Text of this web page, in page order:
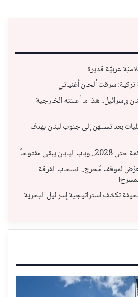
عربيّة قديرة
سرقت ألحان أغنياتي
وإسرائيل.. هذا ما أعلنته الخارجية
بعد تسللهن إلى جنوب لبنان بهدف
يبقى مفتوحاً
لموقف مُحرج.. انسحاب الفرقة
تكشف استراتيجية إسرائيل البحرية